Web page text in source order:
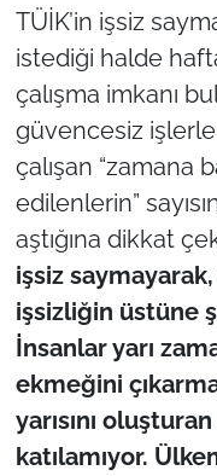
TÜİK’in işsiz
istediği halde
çalışma imkanı
güvencesiz
çalışan “zamana
edilenlerin”
aştığına dikkat
işsiz
işsizliğin üstüne
İnsanlar yarı
ekmeğini
yarısını
katılamıyor.
TÜRKİYE
Bölge
Güvenlik
Genel
Politika
Flaş Haber
Dış Haberler